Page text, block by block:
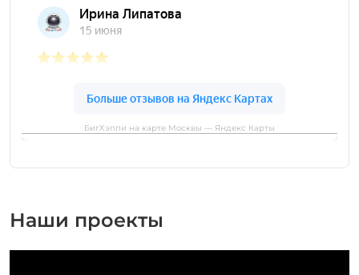
БигХэппи на карте Москвы — Яндекс Карты
Наши проекты